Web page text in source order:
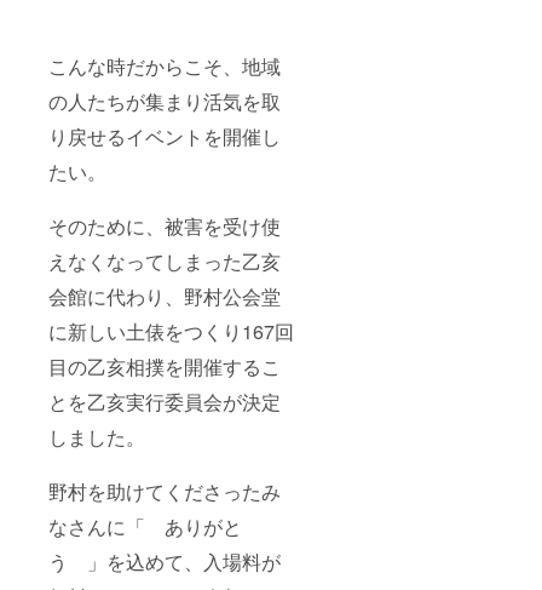
こんな時だからこそ、地域
の人たちが集まり活気を取
り戻せるイベントを開催し
たい。
そのために、被害を受け使
えなくなってしまった乙亥
会館に代わり、野村公会堂
に新しい土俵をつくり167回
目の乙亥相撲を開催するこ
とを乙亥実行委員会が決定
しました。
野村を助けてくださったみ
なさんに「 ありがと
う 」を込めて、入場料が